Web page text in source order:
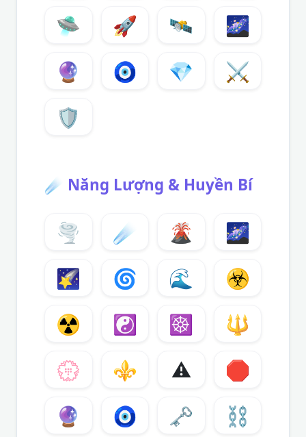
🛸
🚀 🛰️
🌌
🔮
🧿 💎
⚔️
🛡️
☄️ Năng Lượng & Huyền Bí
🌪️ ☄️ 🌋
🌌
🌠
🌀 🌊
☣️
☢️
☯️ ☸️
🔱
💮
⚜️ ⚠️
🛑
🔮
🧿 🗝️
⛓️